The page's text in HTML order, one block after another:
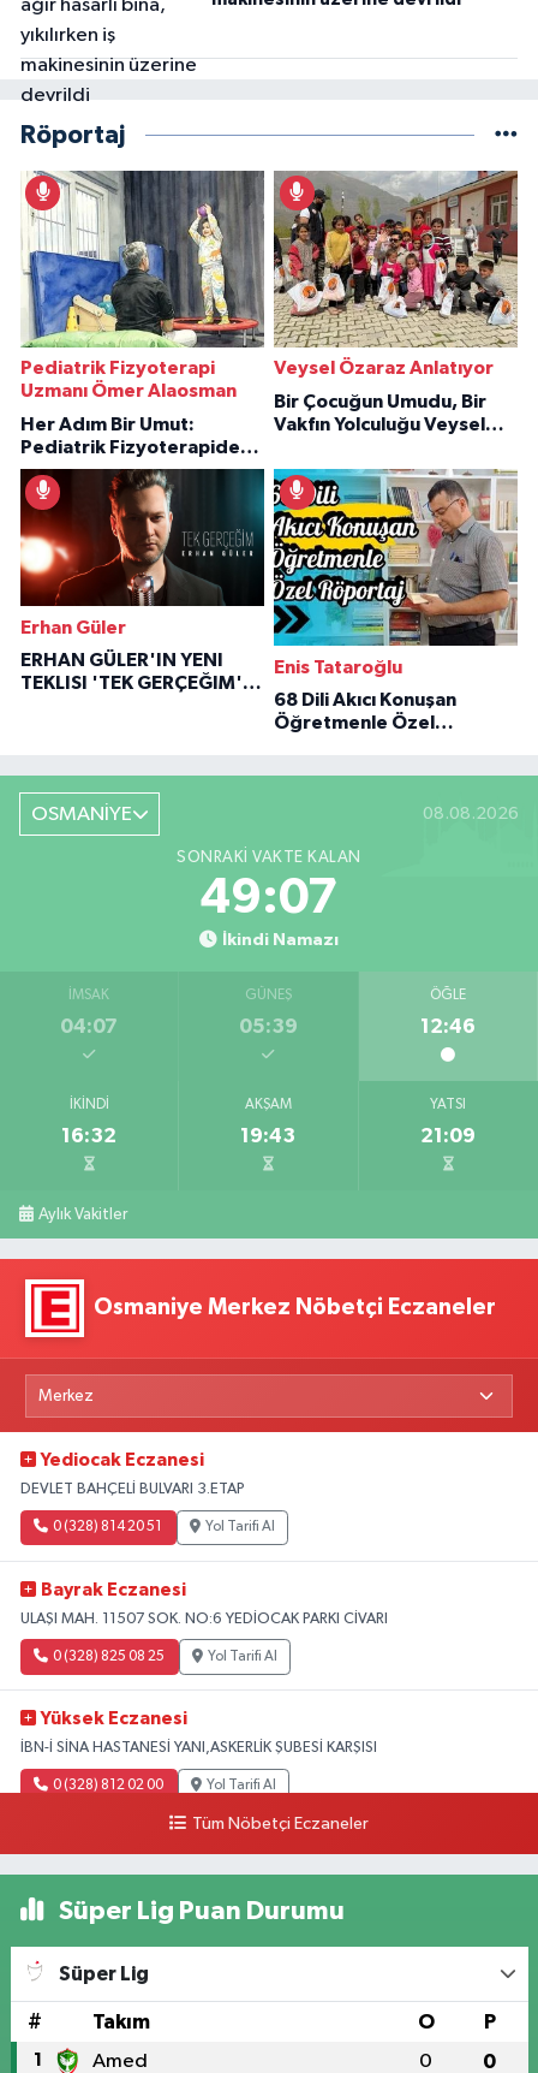
Röportaj
Pediatrik Fizyoterapi
Uzmanı Ömer Alaosman
Her Adım Bir Umut:
Pediatrik Fizyoterapiden
İlham Veren Hikâyeler
Veysel Özaraz Anlatıyor
Bir Çocuğun Umudu, Bir
Vakfın Yolculuğu Veysel
Erhan Güler
ERHAN GÜLER'IN YENI
TEKLISI 'TEK GERÇEĞIM'LE
Enis Tataroğlu
68 Dili Akıcı Konuşan
Öğretmenle Özel
OSMANİYE 08.08.2026
SONRAKI VAKTE KALAN
49:06
İkindi Namazı
İMSAK
04:07
GÜNEŞ
05:39
ÖĞLE
12:46
İKINDI
16:32
AKŞAM
19:43
YATSI
21:09
Aylık Vakitler
Osmaniye Merkez Nöbetçi Eczaneler
Yediocak Eczanesi
DEVLET BAHÇELİ BULVARI 3.ETAP
0 (328) 814 20 51 Yol Tarifi Al
Bayrak Eczanesi
ULAŞI MAH. 11507 SOK. NO:6 YEDİOCAK PARKI CİVARI
0 (328) 825 08 25 Yol Tarifi Al
Yüksek Eczanesi
İBN-İ SİNA HASTANESİ YANI,ASKERLİK ŞUBESİ KARŞISI
0 (328) 812 02 00 Yol Tarifi Al
Tüm Nöbetçi Eczaneler
Süper Lig Puan Durumu
Süper Lig
# Takım O P
1 Amed 0 0